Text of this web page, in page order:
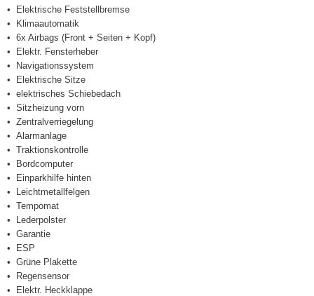
Elektrische Feststellbremse
Klimaautomatik
6x Airbags (Front + Seiten + Kopf)
Elektr. Fensterheber
Navigationssystem
Elektrische Sitze
elektrisches Schiebedach
Sitzheizung vorn
Zentralverriegelung
Alarmanlage
Traktionskontrolle
Bordcomputer
Einparkhilfe hinten
Leichtmetallfelgen
Tempomat
Lederpolster
Garantie
ESP
Grüne Plakette
Regensensor
Elektr. Heckklappe